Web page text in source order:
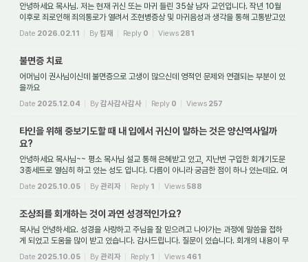
안녕하세요 목사님. 저는 현재 귀신 또는 마귀 들린 35살 남자 교인입니다. 작년 10월
이후로 죄로인해 죄의통로가 열려서 조현병증상 및 마귀음성과 생각을 통해 고통받고있
습니다. 자세한 상황은 글로써는 말씀드리기가 어려움에 양해부탁드립니다. 약을먹어...
Date 2026.02.11 By킴재 Reply 0 Views 281
불면증 치료
어머님이 권사님이신데 불면증으로 고생이 많으신데 영적인 문제와 연결되는 부분이 있
을까요
Date 2025.12.04 By감사감사감사 Reply 0 Views 257
타인을 위해 중보기도할 때 내 입에서 귀신이 말하는 것은 양신역사일까
요?
안녕하세요 목사님~~ 평소 목사님 설교 통해 은혜받고 있고, 지난번 구입한 회개기도문
3종세트로 열심히 하고 있는 성도 입니다. 다름이 아니라 궁금한 점이 하나 있는데요. 여
쭤볼 분이 주변에 안 계셔서 고민 끝에 목사님 생각이 나서요. 평소 방언기도 중 ...
Date 2025.10.05 By관리자 Reply 1 Views 588
조상죄를 회개하는 것이 과연 성경적인가요?
목사님 안녕하세요. 성경을 사랑하고 주님을 잘 믿으려고 나아가는 과정에 말씀을 접하
게 되었고 도움을 많이 받고 있습니다. 감사드립니다. 질문이 있습니다. 회개의 내용이 무
척 구체적이고 세밀하게 묘사된 부분에(모두가 비슷하진 않을터인데. 귀신들에게 ...
Date 2025.10.05 By관리자 Reply 1 Views 461